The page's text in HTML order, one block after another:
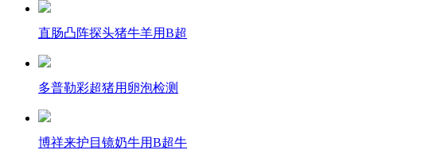
直肠凸阵探头猪牛羊用B超
多普勒彩超猪用卵泡检测
博祥来护目镜奶牛用B超牛